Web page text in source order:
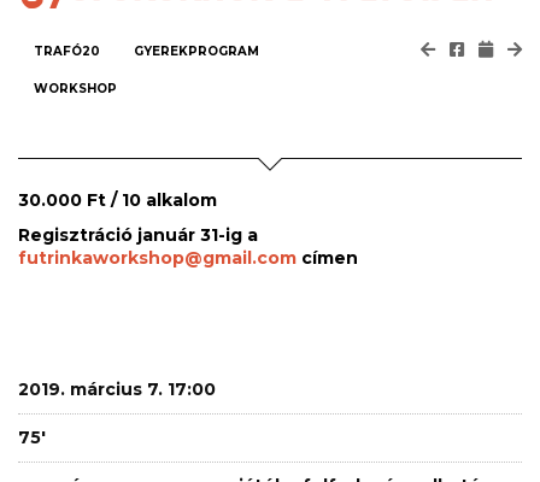
TRAFÓ20 GYEREKPROGRAM
WORKSHOP
30.000 Ft / 10 alkalom
Regisztráció január 31-ig a
futrinkaworkshop@gmail.com címen
2019. március 7. 17:00
75'